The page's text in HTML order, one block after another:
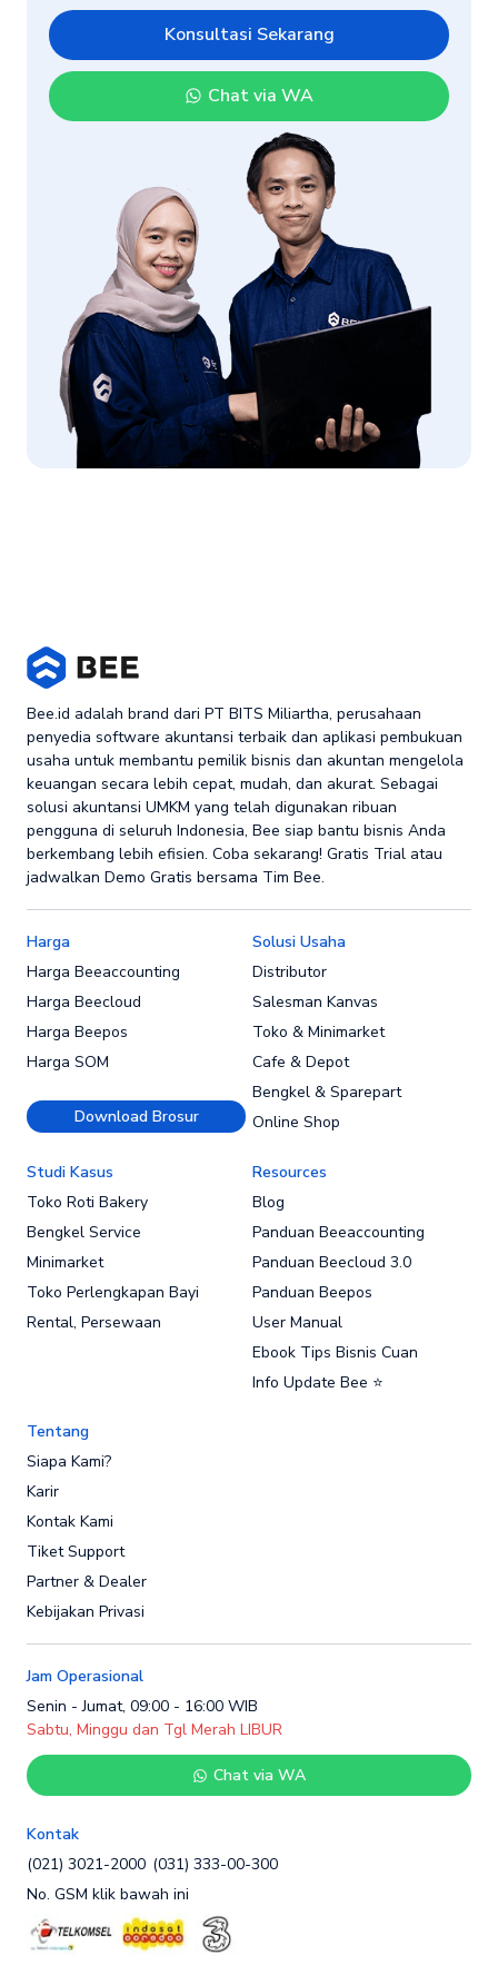
Konsultasi Sekarang
Chat via WA
Bee.id adalah brand dari PT BITS Miliartha, perusahaan
penyedia software akuntansi terbaik dan aplikasi pembukuan
usaha untuk membantu pemilik bisnis dan akuntan mengelola
keuangan secara lebih cepat, mudah, dan akurat. Sebagai
solusi akuntansi UMKM yang telah digunakan ribuan
pengguna di seluruh Indonesia, Bee siap bantu bisnis Anda
berkembang lebih efisien. Coba sekarang! Gratis Trial atau
jadwalkan Demo Gratis bersama Tim Bee.
Harga
Harga Beeaccounting
Harga Beecloud
Harga Beepos
Harga SOM
Download Brosur
Solusi Usaha
Distributor
Salesman Kanvas
Toko & Minimarket
Cafe & Depot
Bengkel & Sparepart
Online Shop
Studi Kasus
Toko Roti Bakery
Bengkel Service
Minimarket
Toko Perlengkapan Bayi
Rental, Persewaan
Resources
Blog
Panduan Beeaccounting
Panduan Beecloud 3.0
Panduan Beepos
User Manual
Ebook Tips Bisnis Cuan
Info Update Bee ⭐
Tentang
Siapa Kami?
Karir
Kontak Kami
Tiket Support
Partner & Dealer
Kebijakan Privasi
Jam Operasional
Senin - Jumat, 09:00 - 16:00 WIB
Sabtu, Minggu dan Tgl Merah LIBUR
Chat via WA
Kontak
(021) 3021-2000 (031) 333-00-300
No. GSM klik bawah ini